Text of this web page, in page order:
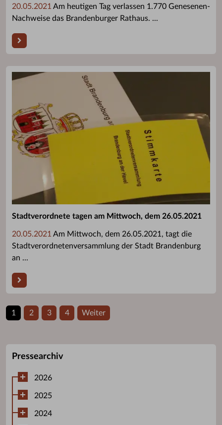
20.05.2021 Am heutigen Tag verlassen 1.770 Genesenen-
Nachweise das Brandenburger Rathaus. ...
Stadtverordnete tagen am Mittwoch, dem 26.05.2021
20.05.2021 Am Mittwoch, dem 26.05.2021, tagt die
Stadtverordnetenversammlung der Stadt Brandenburg
an ...
1 2 3 4 Weiter
Pressearchiv
2026
2025
2024